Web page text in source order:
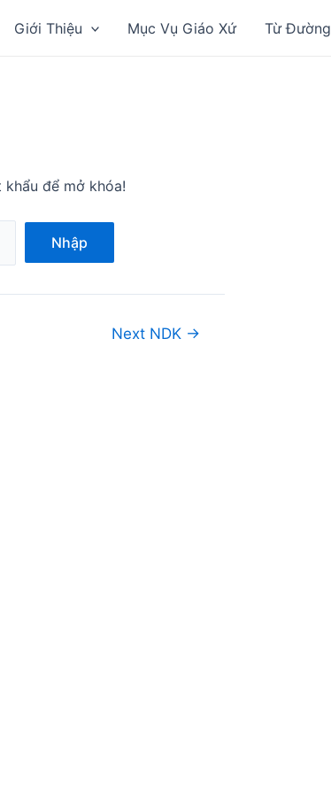
Giới Thiệu Mục Vụ Giáo Xứ Từ Đường
để mở khóa!
Nhập
Next NDK →